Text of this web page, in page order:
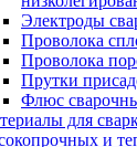
Электроды
Проволока
Проволока
Прутки
Флюс
для
и